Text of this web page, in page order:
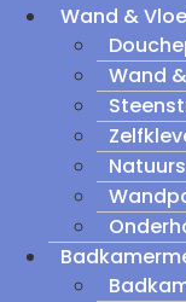
Wand &
Wand